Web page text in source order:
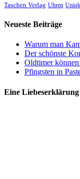
Taschen Verlag Uhren
Neueste Beiträge
Warum man
Der schönste
Oldtimer können
Pfingsten in
Eine